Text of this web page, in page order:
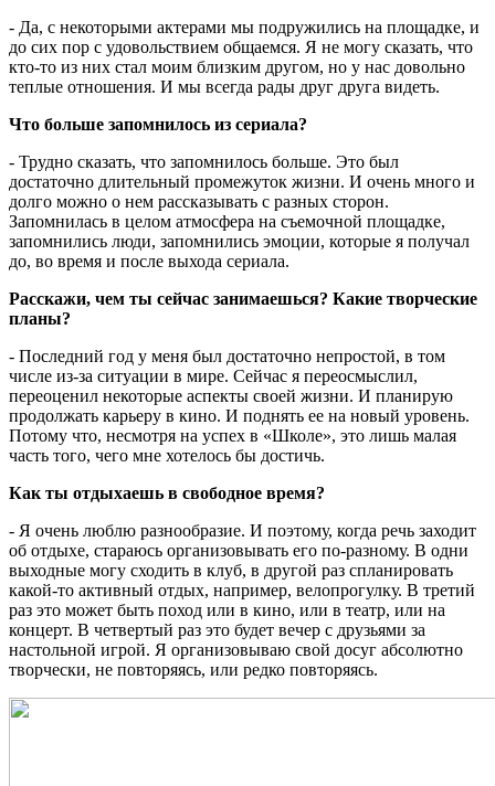
- Да, с некоторыми актерами мы подружились на площадке, и
до сих пор с удовольствием общаемся. Я не могу сказать, что
кто-то из них стал моим близким другом, но у нас довольно
теплые отношения. И мы всегда рады друг друга видеть.
Что больше запомнилось из сериала?
- Трудно сказать, что запомнилось больше. Это был
достаточно длительный промежуток жизни. И очень много и
долго можно о нем рассказывать с разных сторон.
Запомнилась в целом атмосфера на съемочной площадке,
запомнились люди, запомнились эмоции, которые я получал
до, во время и после выхода сериала.
Расскажи, чем ты сейчас занимаешься? Какие творческие
планы?
- Последний год у меня был достаточно непростой, в том
числе из-за ситуации в мире. Сейчас я переосмыслил,
переоценил некоторые аспекты своей жизни. И планирую
продолжать карьеру в кино. И поднять ее на новый уровень.
Потому что, несмотря на успех в «Школе», это лишь малая
часть того, чего мне хотелось бы достичь.
Как ты отдыхаешь в свободное время?
- Я очень люблю разнообразие. И поэтому, когда речь заходит
об отдыхе, стараюсь организовывать его по-разному. В одни
выходные могу сходить в клуб, в другой раз спланировать
какой-то активный отдых, например, велопрогулку. В третий
раз это может быть поход или в кино, или в театр, или на
концерт. В четвертый раз это будет вечер с друзьями за
настольной игрой. Я организовываю свой досуг абсолютно
творчески, не повторяясь, или редко повторяясь.